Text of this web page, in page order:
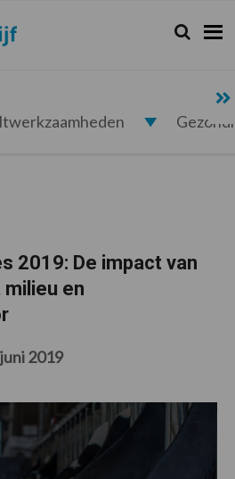
Zoeken...
Zoek
2019: De impact van
en
2019